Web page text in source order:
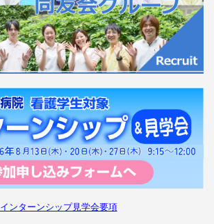
インターンシップ見学会要項